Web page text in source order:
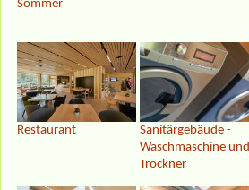
Sommer
Restaurant
Sanitärgebäude -
Waschmaschine und
Trockner